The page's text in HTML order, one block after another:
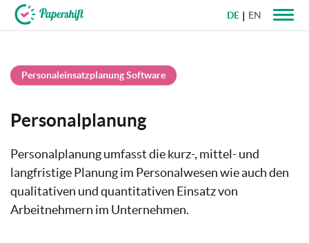
DE EN
Personaleinsatzplanung Software
Personalplanung
Personalplanung umfasst die kurz-, mittel- und
langfristige Planung im Personalwesen wie auch den
qualitativen und quantitativen Einsatz von
Arbeitnehmern im Unternehmen.